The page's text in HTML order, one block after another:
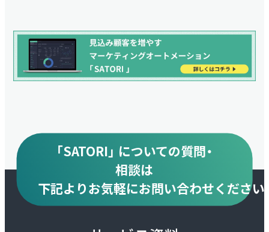
「SATORI」 についての質問・
相談は
下記よりお気軽にお問い合わせください